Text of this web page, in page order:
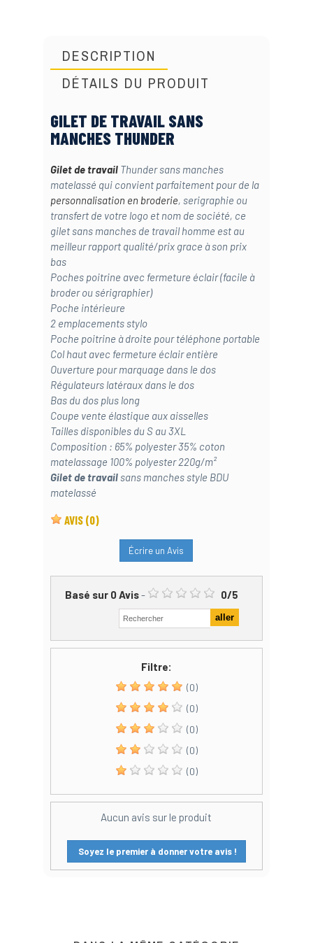
DESCRIPTION
DÉTAILS DU PRODUIT
GILET DE TRAVAIL SANS
MANCHES THUNDER
Gilet de travail Thunder sans manches
matelassé qui convient parfaitement pour de la
personnalisation en broderie, serigraphie ou
transfert de votre logo et nom de société, ce
gilet sans manches de travail homme est au
meilleur rapport qualité/prix grace à son prix
bas
Poches poitrine avec fermeture éclair (facile à
broder ou sérigraphier)
Poche intérieure
2 emplacements stylo
Poche poitrine à droite pour téléphone portable
Col haut avec fermeture éclair entière
Ouverture pour marquage dans le dos
Régulateurs latéraux dans le dos
Bas du dos plus long
Coupe vente élastique aux aisselles
Tailles disponibles du S au 3XL
Composition : 65% polyester 35% coton
matelassage 100% polyester 220g/m²
Gilet de travailsans manches style BDU
matelassé
AVIS (0)
Écrire un Avis
Basé sur 0Avis- 0/5
Filtre:
(0)
(0)
(0)
(0)
(0)
Aucun avis sur le produit
Soyez le premier à donner votre avis !